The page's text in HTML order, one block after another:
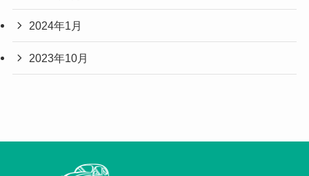
2024年1月
2023年10月